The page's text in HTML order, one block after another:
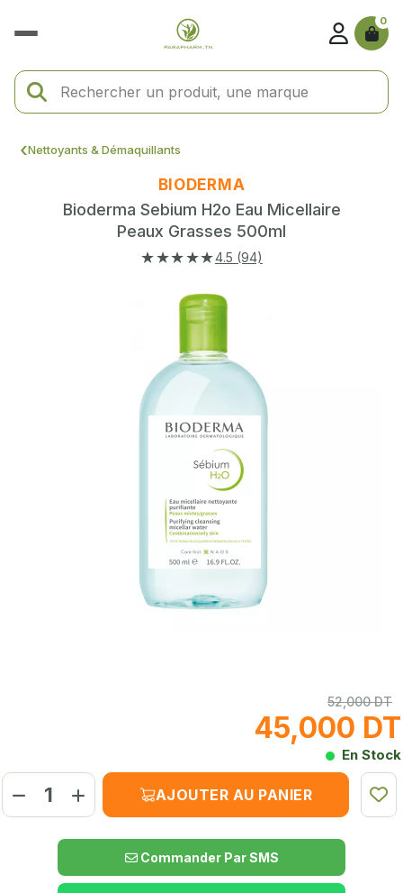
0
Nettoyants & Démaquillants
BIODERMA
Bioderma Sebium H2o Eau Micellaire
Peaux Grasses 500ml
★★★★★4.5 (94)
52,000 DT
45,000 DT
En Stock
AJOUTER AU PANIER
Commander Par SMS